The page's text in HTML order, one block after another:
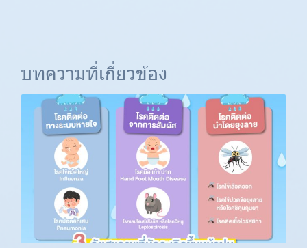
บทความที่เกี่ยวข้อง